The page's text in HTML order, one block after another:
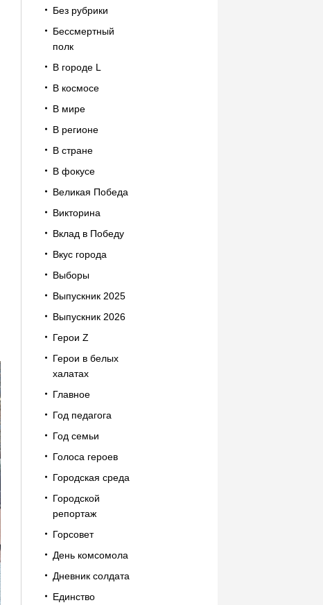
Без рубрики
Бессмертный
полк
В городе L
В космосе
В мире
В регионе
В стране
В фокусе
Великая Победа
Викторина
Вклад в Победу
Вкус города
Выборы
Выпускник 2025
Выпускник 2026
Герои Z
Герои в белых
халатах
Главное
Год педагога
Год семьи
Голоса героев
Городская среда
Городской
репортаж
Горсовет
День комсомола
Дневник солдата
Единство